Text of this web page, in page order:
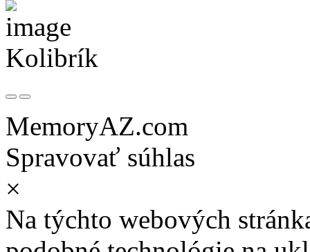
Kolibrík
MemoryAZ.com
Spravovať súhlas
×
Na týchto webových